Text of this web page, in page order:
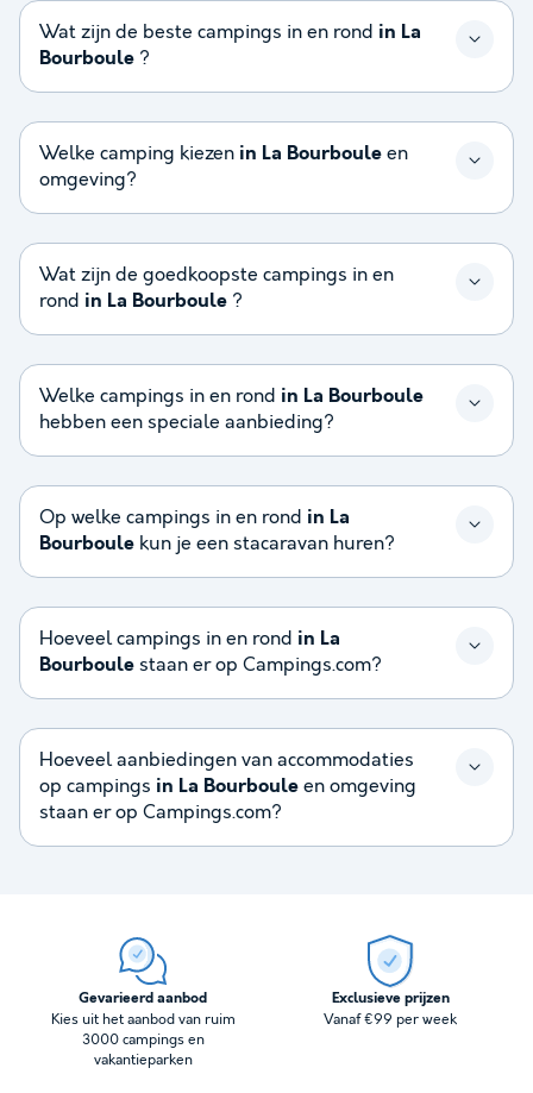
Wat zijn de beste campings in en rond in La
Bourboule ?
Welke camping kiezen in La Bourboule en
omgeving?
Wat zijn de goedkoopste campings in en
rond in La Bourboule ?
Welke campings in en rond in La Bourboule
hebben een speciale aanbieding?
Op welke campings in en rond in La
Bourboule kun je een stacaravan huren?
Hoeveel campings in en rond in La
Bourboule staan er op Campings.com?
Hoeveel aanbiedingen van accommodaties
op campings in La Bourboule en omgeving
staan er op Campings.com?
Gevarieerd aanbod
Kies uit het aanbod van ruim
3000 campings en
vakantieparken
Exclusieve prijzen
Vanaf €99 per week